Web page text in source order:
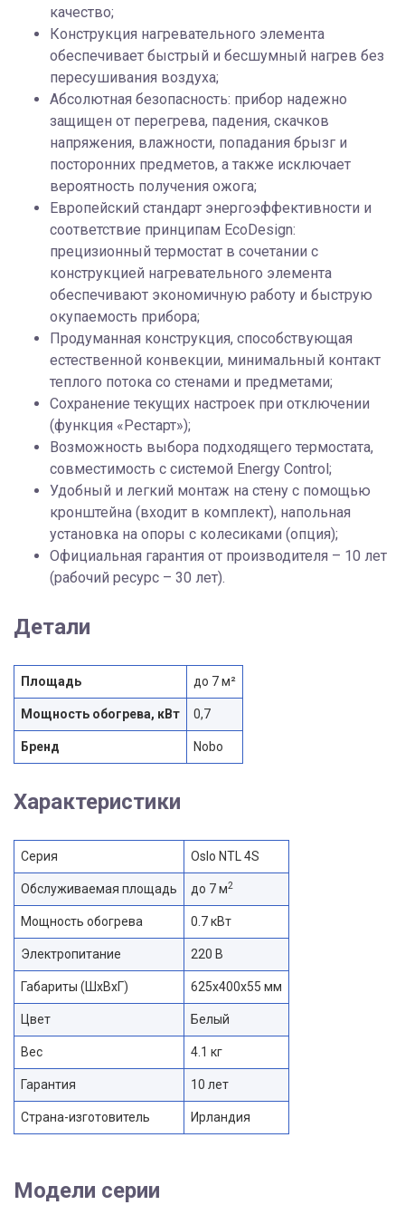
качество;
Конструкция нагревательного элемента
обеспечивает быстрый и бесшумный нагрев без
пересушивания воздуха;
Абсолютная безопасность: прибор надежно
защищен от перегрева, падения, скачков
напряжения, влажности, попадания брызг и
посторонних предметов, а также исключает
вероятность получения ожога;
Европейский стандарт энергоэффективности и
соответствие принципам EcoDesign:
прецизионный термостат в сочетании с
конструкцией нагревательного элемента
обеспечивают экономичную работу и быструю
окупаемость прибора;
Продуманная конструкция, способствующая
естественной конвекции, минимальный контакт
теплого потока со стенами и предметами;
Сохранение текущих настроек при отключении
(функция «Рестарт»);
Возможность выбора подходящего термостата,
совместимость с системой Energy Control;
Удобный и легкий монтаж на стену с помощью
кронштейна (входит в комплект), напольная
установка на опоры с колесиками (опция);
Официальная гарантия от производителя – 10 лет
(рабочий ресурс – 30 лет).
Детали
Площадь до 7 м²
Мощность обогрева, кВт 0,7
Бренд Nobo
Характеристики
Серия Oslo NTL 4S
Обслуживаемая площадь до 7 м2
Мощность обогрева 0.7 кВт
Электропитание 220 В
Габариты (ШхВхГ) 625x400x55 мм
Цвет Белый
Вес 4.1 кг
Гарантия 10 лет
Страна-изготовитель Ирландия
Модели серии